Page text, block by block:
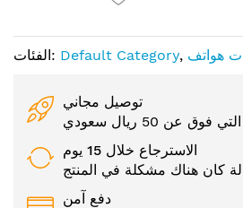
الفئات: Default Category, هواتف
توصيل مجاني
عن 50 ريال سعودي
الاسترجاع خلال 15 يوم
كان هناك مشكلة في المنتج
دفع آمن